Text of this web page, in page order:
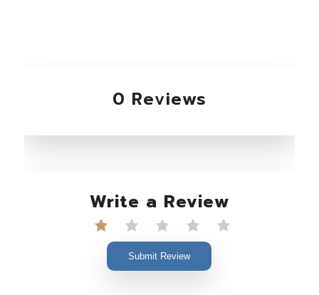
0 Reviews
Write a Review
Submit Review